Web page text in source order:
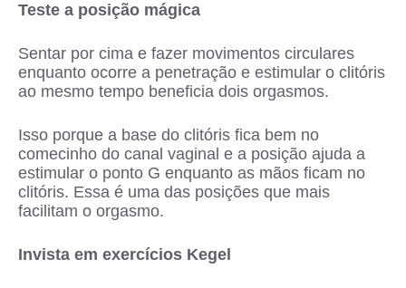
Teste a posição mágica
Sentar por cima e fazer movimentos circulares
enquanto ocorre a penetração e estimular o clitóris
ao mesmo tempo beneficia dois orgasmos.
Isso porque a base do clitóris fica bem no
comecinho do canal vaginal e a posição ajuda a
estimular o ponto G enquanto as mãos ficam no
clitóris. Essa é uma das posições que mais
facilitam o orgasmo.
Invista em exercícios Kegel